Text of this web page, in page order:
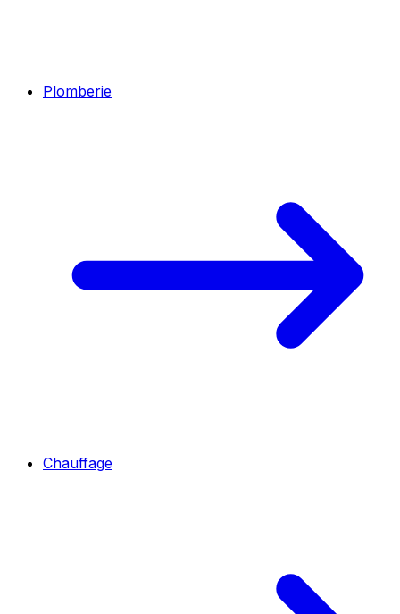
Plomberie
Chauffage